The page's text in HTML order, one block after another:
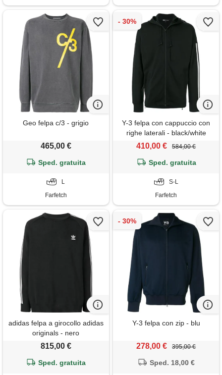
Geo felpa c/3 - grigio
465,00 €
Sped. gratuita
L
Farfetch
Y-3 felpa con cappuccio con
righe laterali - black/white
410,00 € 584,00 €
Sped. gratuita
S-L
Farfetch
adidas felpa a girocollo adidas
originals - nero
815,00 €
Sped. gratuita
Y-3 felpa con zip - blu
278,00 € 395,00 €
Sped. 18,00 €